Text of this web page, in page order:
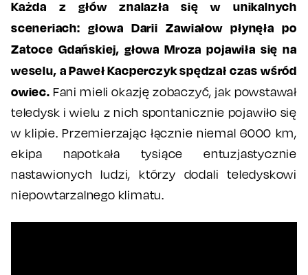
Każda z głów znalazła się w unikalnych
sceneriach: głowa Darii Zawiałow płynęła po
Zatoce Gdańskiej, głowa Mroza pojawiła się na
weselu, a Paweł Kacperczyk spędzał czas wśród
owiec. Fani mieli okazję zobaczyć, jak powstawał
teledysk i wielu z nich spontanicznie pojawiło się
w klipie. Przemierzając łącznie niemal 6000 km,
ekipa napotkała tysiące entuzjastycznie
nastawionych ludzi, którzy dodali teledyskowi
niepowtarzalnego klimatu.